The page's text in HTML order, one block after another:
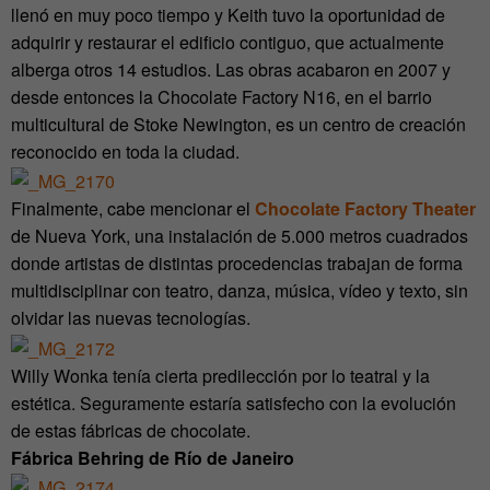
llenó en muy poco tiempo y Keith tuvo la oportunidad de
adquirir y restaurar el edificio contiguo, que actualmente
alberga otros 14 estudios. Las obras acabaron en 2007 y
desde entonces la Chocolate Factory N16, en el barrio
multicultural de Stoke Newington, es un centro de creación
reconocido en toda la ciudad.
Finalmente, cabe mencionar el Chocolate Factory Theater
de Nueva York, una instalación de 5.000 metros cuadrados
donde artistas de distintas procedencias trabajan de forma
multidisciplinar con teatro, danza, música, vídeo y texto, sin
olvidar las nuevas tecnologías.
Willy Wonka tenía cierta predilección por lo teatral y la
estética. Seguramente estaría satisfecho con la evolución
de estas fábricas de chocolate.
Fábrica Behring de Río de Janeiro